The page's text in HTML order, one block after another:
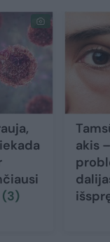
(3)
akis